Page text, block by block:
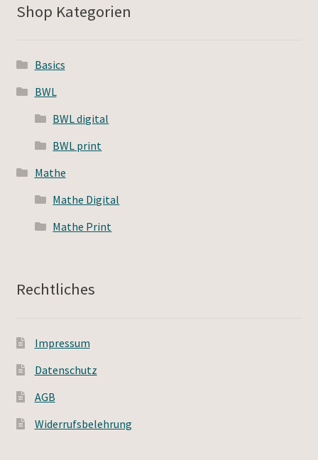
Shop Kategorien
Basics
BWL
BWL digital
BWL print
Mathe
Mathe Digital
Mathe Print
Rechtliches
Impressum
Datenschutz
AGB
Widerrufsbelehrung